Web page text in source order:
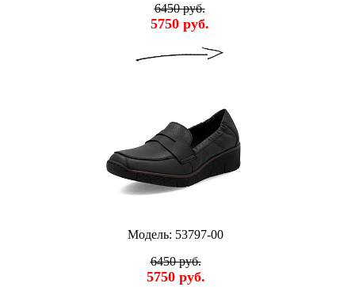
6450 руб.
5750 руб.
Модель: 53797-00
6450 руб.
5750 руб.